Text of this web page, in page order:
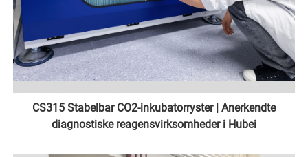
CS315 Stabelbar CO2-inkubatorryster | Anerkendte
diagnostiske reagensvirksomheder i Hubei